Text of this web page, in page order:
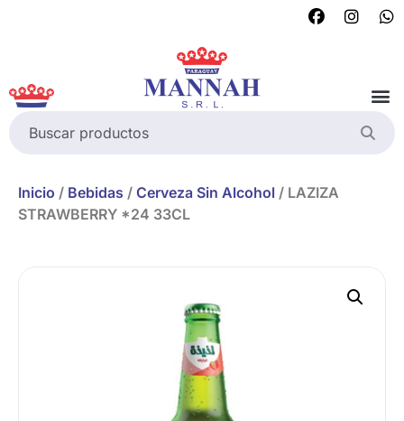
Inicio / Bebidas / Cerveza Sin Alcohol / LAZIZA
STRAWBERRY *24 33CL